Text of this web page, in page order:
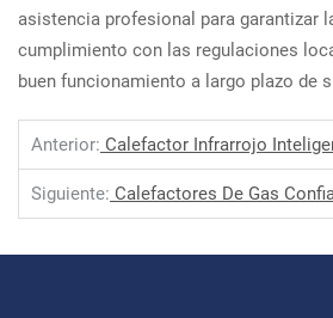
asistencia profesional para garantizar
cumplimiento con las regulaciones
buen funcionamiento a largo plazo de
Anterior: Calefactor Infrarrojo Inteligente:
Siguiente: Calefactores De Gas Confiables Para Un